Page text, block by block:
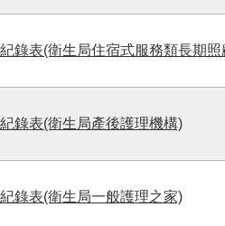
錄表(衛生局住宿式服務類長期
錄表(衛生局產後護理機構)
錄表(衛生局一般護理之家)